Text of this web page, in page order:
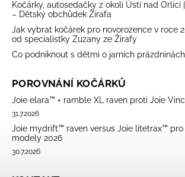
Kočárky, autosedačky z okolí Ústí nad Orlicí
– Dětský obchůdek Žirafa
Jak vybrat kočárek pro novorozence v roce
od specialistky Zuzany ze Žirafy
Co podniknout s dětmi o jarních
POROVNÁNÍ KOČÁRKŮ
Joie elara™ + ramble XL raven proti Joie
31.7.2026
Joie mydrift™ raven versus Joie litetrax™
modely 2026
30.7.2026